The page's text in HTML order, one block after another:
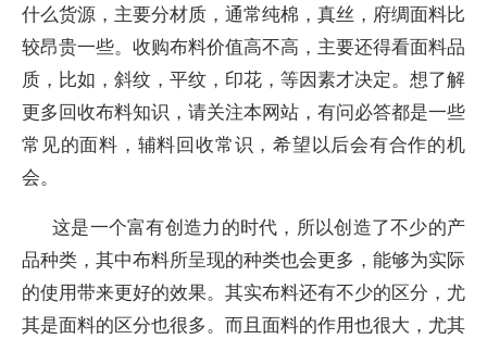
什么货源，主要分材质，通常纯棉，真丝，府绸面料比
较昂贵一些。收购布料价值高不高，主要还得看面料品
质，比如，斜纹，平纹，印花，等因素才决定。想了解
更多回收布料知识，请关注本网站，有问必答都是一些
常见的面料，辅料回收常识，希望以后会有合作的机
会。
这是一个富有创造力的时代，所以创造了不少的产
品种类，其中布料所呈现的种类也会更多，能够为实际
的使用带来更好的效果。其实布料还有不少的区分，尤
其是面料的区分也很多。而且面料的作用也很大，尤其